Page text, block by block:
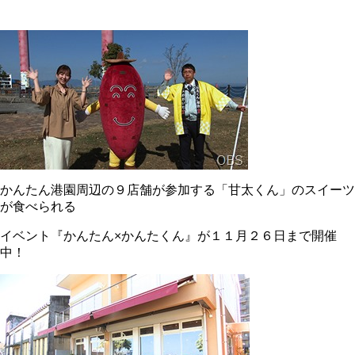
かんたん港園周辺の９店舗が参加する「甘太くん」のスイーツ
が食べられる
イベント『かんたん×かんたくん』が１１月２６日まで開催
中！